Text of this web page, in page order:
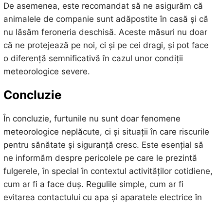
De asemenea, este recomandat să ne asigurăm că
animalele de companie sunt adăpostite în casă și că
nu lăsăm feroneria deschisă. Aceste măsuri nu doar
că ne protejează pe noi, ci și pe cei dragi, și pot face
o diferență semnificativă în cazul unor condiții
meteorologice severe.
Concluzie
În concluzie, furtunile nu sunt doar fenomene
meteorologice neplăcute, ci și situații în care riscurile
pentru sănătate și siguranță cresc. Este esențial să
ne informăm despre pericolele pe care le prezintă
fulgerele, în special în contextul activităților cotidiene,
cum ar fi a face duș. Regulile simple, cum ar fi
evitarea contactului cu apa și aparatele electrice în